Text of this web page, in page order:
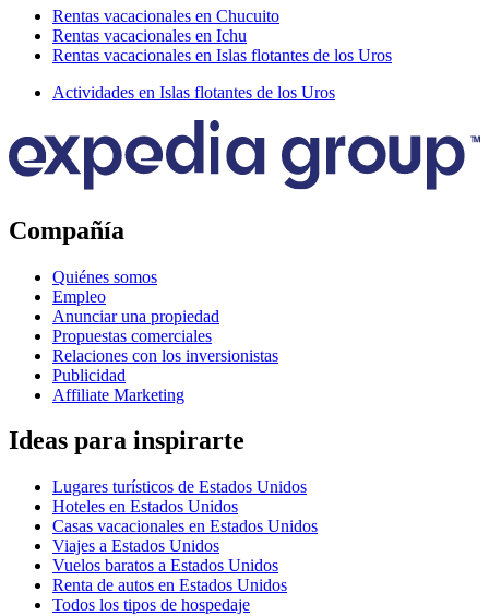
Rentas vacacionales en Chucuito
Rentas vacacionales en Ichu
Rentas vacacionales en Islas flotantes de los Uros
Actividades en Islas flotantes de los Uros
Compañía
Quiénes somos
Empleo
Anunciar una propiedad
Propuestas comerciales
Relaciones con los inversionistas
Publicidad
Affiliate Marketing
Ideas para inspirarte
Lugares turísticos de Estados Unidos
Hoteles en Estados Unidos
Casas vacacionales en Estados Unidos
Viajes a Estados Unidos
Vuelos baratos a Estados Unidos
Renta de autos en Estados Unidos
Todos los tipos de hospedaje